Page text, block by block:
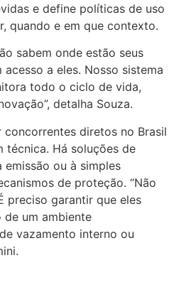
e define políticas de uso
quando e em que contexto.
sabem onde estão seus
a eles. Nosso sistema
todo o ciclo de vida,
detalha Souza.
concorrentes diretos no Brasil
técnica. Há soluções de
ou à simples
de proteção. “Não
preciso garantir que eles
um ambiente
vazamento interno ou